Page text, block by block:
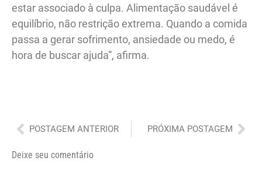
estar associado à culpa. Alimentação saudável é
equilíbrio, não restrição extrema. Quando a comida
passa a gerar sofrimento, ansiedade ou medo, é
hora de buscar ajuda”, afirma.
Anterior
POSTAGEM ANTERIOR PRÓXIMA POSTAGEM
Deixe seu comentário